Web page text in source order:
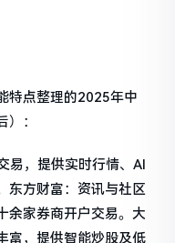
特点整理的2025年中
：
易，提供实时行情、AI
东方财富：资讯与社区
余家券商开户交易。大
富，提供智能炒股及低